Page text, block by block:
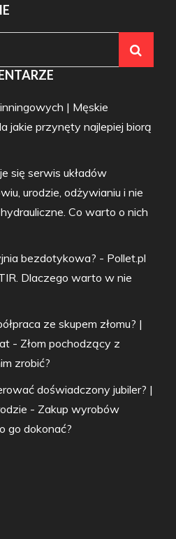
| Męskie
jakie przynęty najlepiej biorą
się serwis układów
urodzie, odżywianiu i nie
Co warto o nich
bezdotykowa? - Pollet.pl
Dlaczego warto w nie
ze skupem złomu? |
- Złom pochodzący z
zrobić?
doświadczony jubiler? |
- Zakup wyrobów
go dokonać?